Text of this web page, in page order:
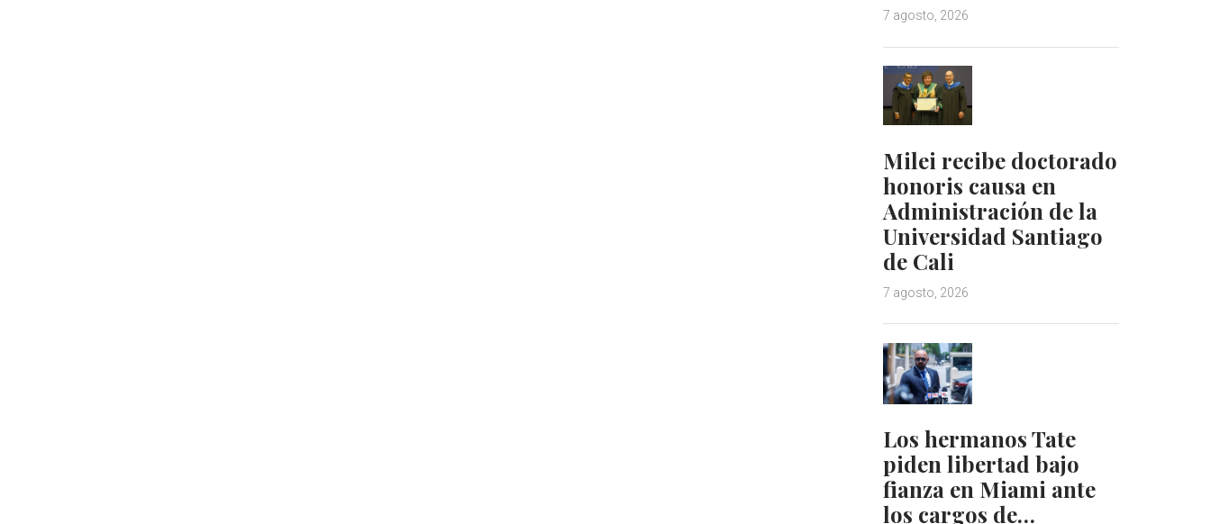
7 agosto, 2026
Milei recibe doctorado
honoris causa en
Administración de la
Universidad Santiago
de Cali
7 agosto, 2026
Los hermanos Tate
piden libertad bajo
fianza en Miami ante
los cargos de…